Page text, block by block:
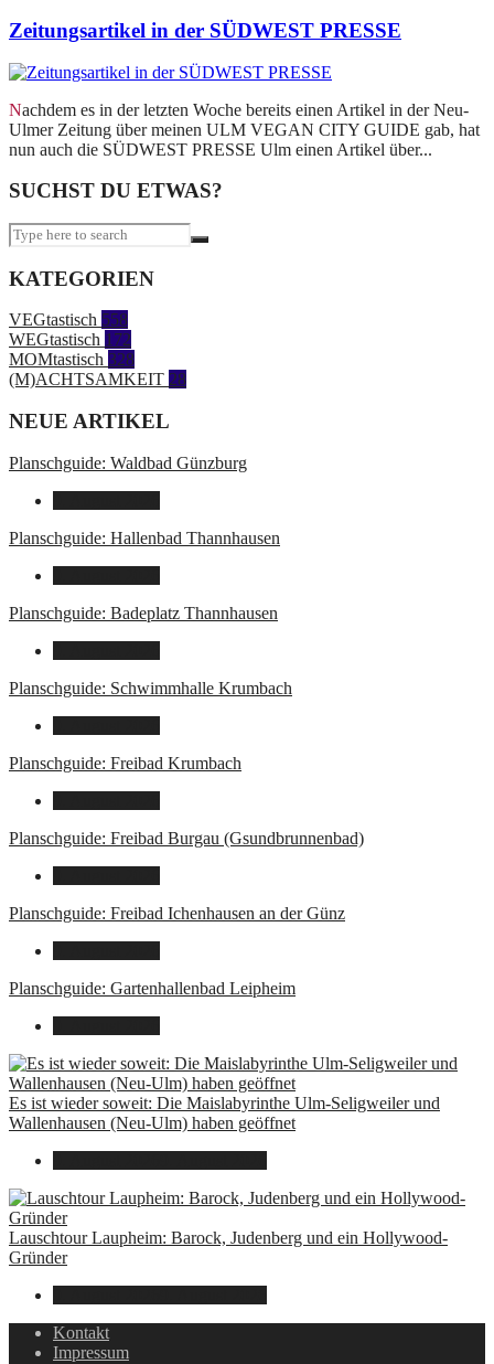
Zeitungsartikel in der SÜDWEST PRESSE
Nachdem es in der letzten Woche bereits einen Artikel in der Neu-
Ulmer Zeitung über meinen ULM VEGAN CITY GUIDE gab, hat
nun auch die SÜDWEST PRESSE Ulm einen Artikel über...
SUCHST DU ETWAS?
KATEGORIEN
VEGtastisch 558
WEGtastisch 172
MOMtastisch 328
(M)ACHTSAMKEIT 28
NEUE ARTIKEL
Planschguide: Waldbad Günzburg
Planschguide: Hallenbad Thannhausen
Planschguide: Badeplatz Thannhausen
Planschguide: Schwimmhalle Krumbach
Planschguide: Freibad Krumbach
Planschguide: Freibad Burgau (Gsundbrunnenbad)
Planschguide: Freibad Ichenhausen an der Günz
Planschguide: Gartenhallenbad Leipheim
Es ist wieder soweit: Die Maislabyrinthe Ulm-Seligweiler und
Wallenhausen (Neu-Ulm) haben geöffnet
Lauschtour Laupheim: Barock, Judenberg und ein Hollywood-
Gründer
Kontakt
Impressum